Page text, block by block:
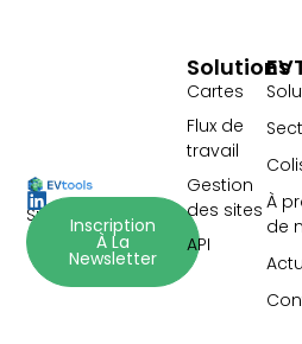
Suivez-nous :
Inscription
À La
Newsletter
À
de
Solutions
Cartes
Flux de
travail
Gestion
des sites
API